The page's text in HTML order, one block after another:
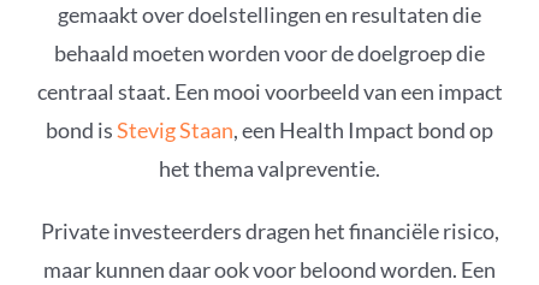
gemaakt over doelstellingen en resultaten die
behaald moeten worden voor de doelgroep die
centraal staat. Een mooi voorbeeld van een impact
bond isStevig Staan, een Health Impact bond op
het thema valpreventie.
Private investeerders dragen het financiële risico,
maar kunnen daar ook voor beloond worden. Een